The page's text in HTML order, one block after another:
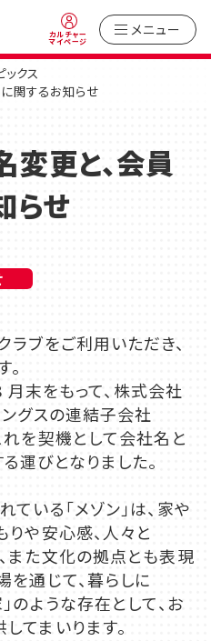
カルチャー
マイページ
メニュー
ックス
関するお知らせ
更と、会員
らせ
ラブをご利用いただき、
末をもって、株式会社
ングスの連結子会社
れを契機として会社名と
運びとなりました。
いる「メゾン」は、家や
りや安心感、人々と
また文化の拠点とも表現
を通じて、暮らしに
のような存在として、お
てまいります。